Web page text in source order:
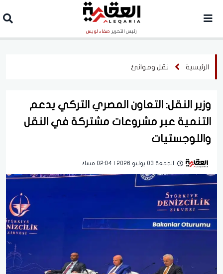
رئيس التحرير صفاء لويس
الرئيسية نقل وموانئ
وزير النقل: التعاون المصري التركي يدعم
التنمية عبر مشروعات مشتركة في النقل
واللوجستيات
الجمعة 03 يوليو 2026 | 02:04 مساءً